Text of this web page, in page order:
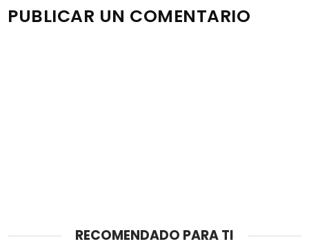
PUBLICAR UN COMENTARIO
RECOMENDADO PARA TI